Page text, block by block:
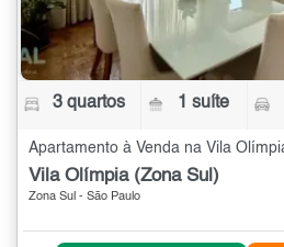
3 quartos 1 suíte
Vila Olímpia (Zona Sul)
Zona Sul - São Paulo